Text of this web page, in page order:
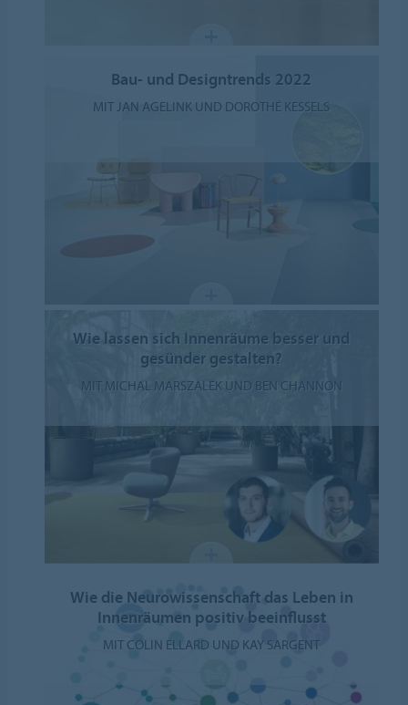
Bau- und Designtrends 2022
MIT JAN AGELINK UND DOROTHÉ KESSELS
Wie lassen sich Innenräume besser und
gesünder gestalten?
MIT MICHAL MARSZALEK UND BEN CHANNON
Wie die Neurowissenschaft das Leben in
Innenräumen positiv beeinflusst
MIT COLIN ELLARD UND KAY SARGENT